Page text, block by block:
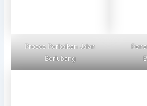
Proses Perbaikan Jalan
Berlubang